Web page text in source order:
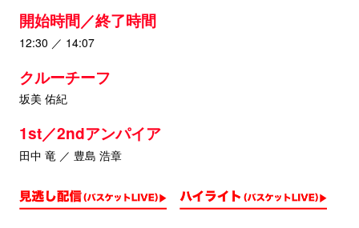
開始時間／終了時間
12:30 ／ 14:07
クルーチーフ
坂美 佑紀
1st／2ndアンパイア
田中 竜 ／ 豊島 浩章